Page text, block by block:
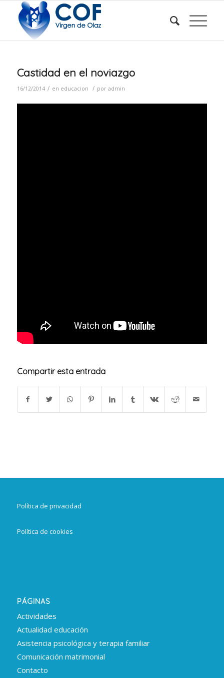
Castidad en el noviazgo
16/12/2014 / en educacion / por admin
Compartir esta entrada
Política de privacidad
Política de cookies
PÁGINAS
Actividades
Actualidad educación
Asistencia psicológica y terapia familiar
Comunicación matrimonial
Contacto